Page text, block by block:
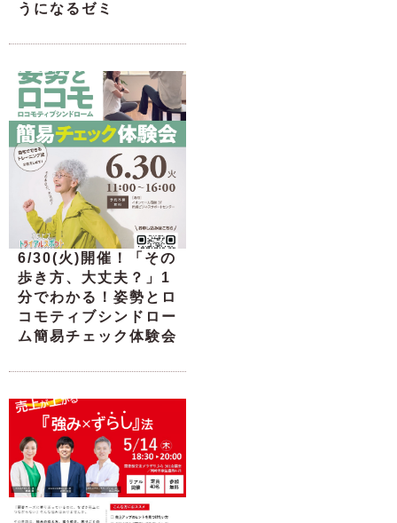
うになるゼミ
6/30(火)開催！「その
歩き方、大丈夫？」1
分でわかる！姿勢とロ
コモティブシンドロー
ム簡易チェック体験会